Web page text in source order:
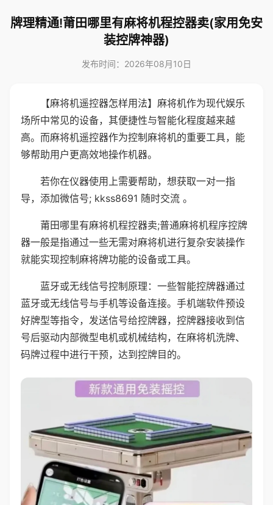
牌理精通!莆田哪里有麻将机程控器卖(家用免安
装控牌神器)
发布时间：2026年08月10日
【麻将机遥控器怎样用法】麻将机作为现代娱乐
场所中常见的设备，其便捷性与智能化程度越来越
高。而麻将机遥控器作为控制麻将机的重要工具，能
够帮助用户更高效地操作机器。
若你在仪器使用上需要帮助，想获取一对一指
导，添加微信号; kkss8691 随时交流 。
莆田哪里有麻将机程控器卖;普通麻将机程序控牌
器一般是指通过一些无需对麻将机进行复杂安装操作
就能实现控制麻将牌功能的设备或工具。
蓝牙或无线信号控制原理：一些智能控牌器通过
蓝牙或无线信号与手机等设备连接。手机端软件预设
好牌型等指令，发送信号给控牌器，控牌器接收到信
号后驱动内部微型电机或机械结构，在麻将机洗牌、
码牌过程中进行干预，达到控牌目的。